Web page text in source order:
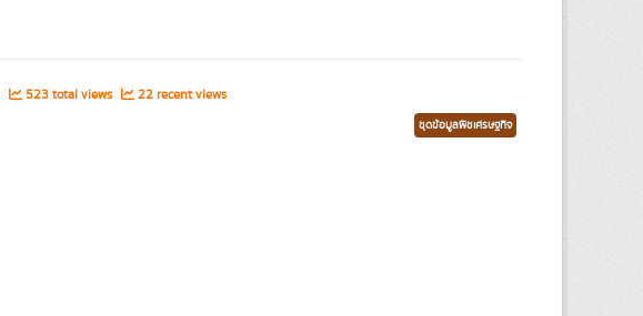
523 total views 22 recent views
ชุดข้อมูลพืชเศรษฐกิจ